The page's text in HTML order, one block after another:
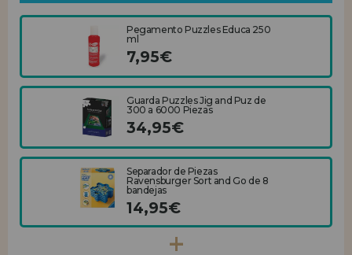
Pegamento Puzzles Educa 250
ml
7,95€
Guarda Puzzles Jig and Puz de
300 a 6000 Piezas
34,95€
Separador de Piezas
Ravensburger Sort and Go de 8
bandejas
14,95€